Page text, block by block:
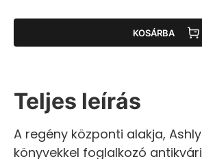
KOSÁRBA
Teljes leírás
A regény központi alakja,
könyvekkel foglalkozó